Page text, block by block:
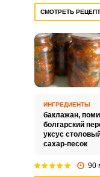
СМОТРЕТЬ РЕЦЕПТ
ИНГРЕДИЕНТЫ
баклажан,
болгарский
уксус
сахар-песок
90